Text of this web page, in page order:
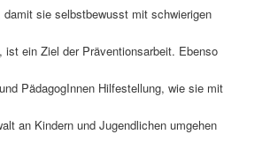
sie selbstbewusst mit schwierigen
ist ein Ziel der Präventionsarbeit. Ebenso
PädagogInnen Hilfestellung, wie sie mit
an Kindern und Jugendlichen umgehen